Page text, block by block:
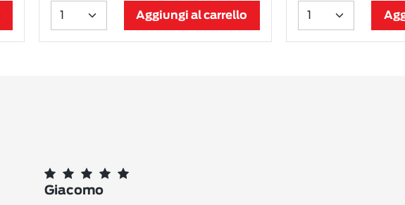
Aggiungi al carrello
Giacomo